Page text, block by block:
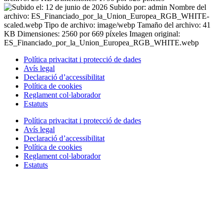
Política privacitat i protecció de dades
Avís legal
Declaració d’accessibilitat
Política de cookies
Reglament col·laborador
Estatuts
Política privacitat i protecció de dades
Avís legal
Declaració d’accessibilitat
Política de cookies
Reglament col·laborador
Estatuts